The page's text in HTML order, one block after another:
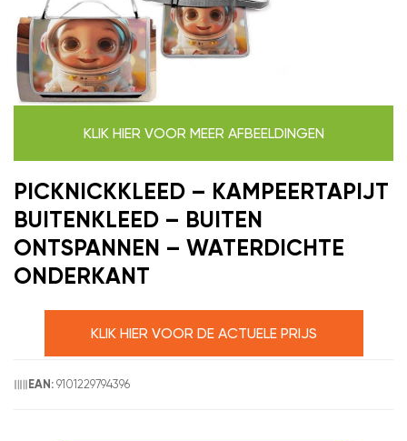
KLIK HIER VOOR MEER AFBEELDINGEN
PICKNICKKLEED – KAMPEERTAPIJT
BUITENKLEED – BUITEN
ONTSPANNEN – WATERDICHTE
ONDERKANT
KLIK HIER VOOR DE ACTUELE PRIJS
EAN: 9101229794396